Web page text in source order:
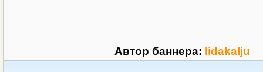
Автор баннера: lidakalju